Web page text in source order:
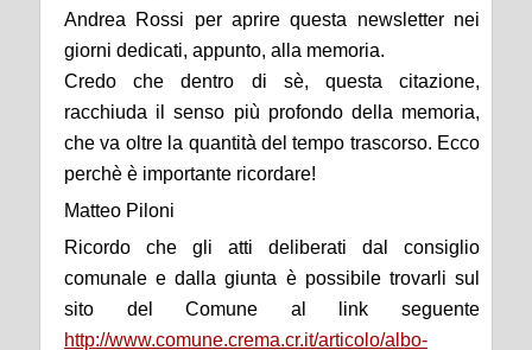
Andrea Rossi per aprire questa newsletter nei
giorni dedicati, appunto, alla memoria.
Credo che dentro di sè, questa citazione,
racchiuda il senso più profondo della memoria,
che va oltre la quantità del tempo trascorso. Ecco
perchè è importante ricordare!
Matteo Piloni
Ricordo che gli atti deliberati dal consiglio
comunale e dalla giunta è possibile trovarli sul
sito del Comune al link seguente
http://www.comune.crema.cr.it/articolo/albo-